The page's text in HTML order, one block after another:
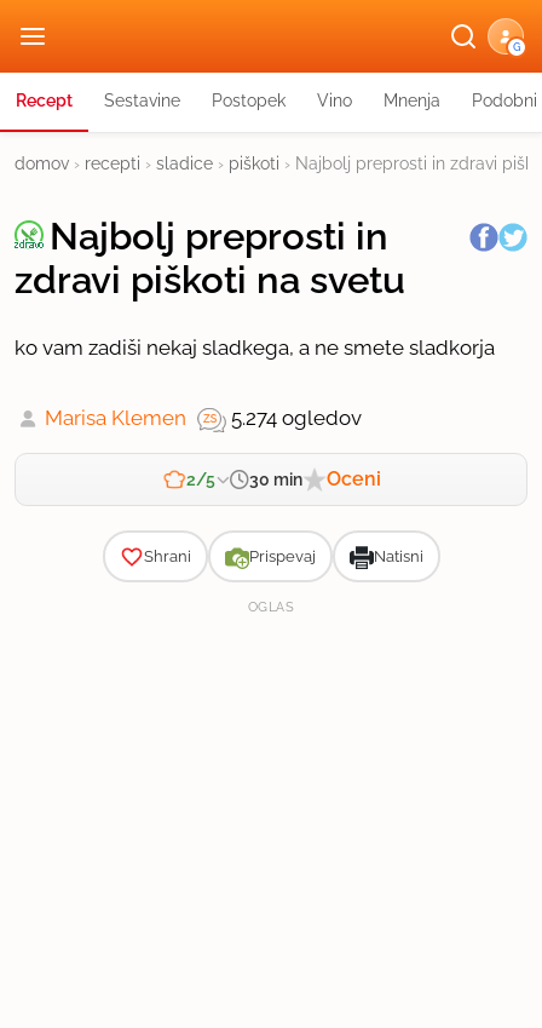
G
Recept Sestavine Postopek Vino Mnenja
domov › recepti › sladice › piškoti › Najbolj preprosti in zdravi
Najbolj preprosti in
zdravi piškoti na svetu
ko vam zadiši nekaj sladkega, a ne smete sladkorja
Marisa Klemen 5.274 ogledov
2/5 30 min Oceni
Shrani Prispevaj Natisni
OGLAS